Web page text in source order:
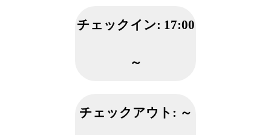
チェックイン: 17:00
～
チェックアウト: ～